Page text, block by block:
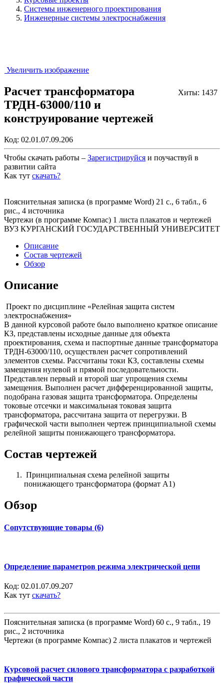
Системы инженерного проектирования
Инженерные системы электроснабжения
Увеличить изображение
Хиты: 1437
Расчет трансформатора
ТРДН-63000/110 и
конструирование чертежей
Код: 02.01.07.09.206
Чтобы скачать работы – Зарегистрируйся и поучаствуй в
развитии сайта
Как тут скачать?
Пояснительная записка (в программе Word) 21 с., 6 табл., 6
рис., 4 источника
Чертежи (в программе Компас) 1 листа плакатов и чертежей
ВУЗ КУРГАНСКИЙ ГОСУДАРСТВЕННЫЙ УНИВЕРСИТЕТ
Описание
Состав чертежей
Обзор
Описание
Проект по дисциплине «Релейная защита систем
электроснабжения»
В данной курсовой работе было выполнено краткое описание
КЗ, представлены исходные данные для объекта
проектирования, схема и паспортные данные трансформатора
ТРДН-63000/110, осуществлен расчет сопротивлений
элементов схемы. Рассчитаны токи КЗ, составлены схемы
замещения нулевой и прямой последовательности.
Представлен первый и второй шаг упрощения схемы
замещения. Выполнен расчет дифференцированной защиты,
подобрана газовая защита трансформатора. Определены
токовые отсечки и максимальная токовая защита
трансформатора, рассчитана защита от перегрузки. В
графической части выполнен чертеж принципиальной схемы
релейной защиты понижающего трансформатора.
Состав чертежей
Принципиальная схема релейной защиты
понижающего трансформатора (формат А1)
Обзор
Сопутствующие товары (6)
Определение параметров режима электрической цепи
Код: 02.01.07.09.207
Как тут скачать?
Пояснительная записка (в программе Word) 60 с., 9 табл., 19
рис., 2 источника
Чертежи (в программе Компас) 2 листа плакатов и чертежей
Курсовой расчет силового трансформатора с разработкой
графической части